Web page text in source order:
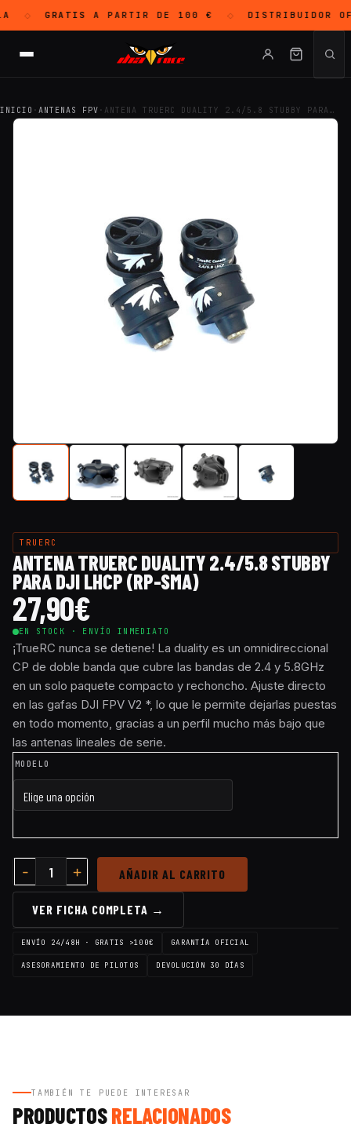
◇ GRATISA PARTIR DE 100 € ◇ DISTRIBUIDOR
INICIO · ANTENAS FPV · ANTENA TRUERC DUALITY 2.4/5.8 STUBBY PARA…
TRUERC
ANTENA TRUERC DUALITY 2.4/5.8 STUBBY
PARA DJI LHCP (RP-SMA)
27,90€
EN STOCK · ENVÍO INMEDIATO
¡TrueRC nunca se detiene! La duality es un omnidireccional
CP de doble banda que cubre las bandas de 2.4 y 5.8GHz
en un solo paquete compacto y rechoncho. Ajuste directo
en las gafas DJI FPV V2 *, lo que le permite dejarlas puestas
en todo momento, gracias a un perfil mucho más bajo que
las antenas lineales de serie.
MODELO
AÑADIR AL CARRITO
VER FICHA COMPLETA →
ENVÍO 24/48H · GRATIS >100€ GARANTÍA OFICIAL
ASESORAMIENTO DE PILOTOS DEVOLUCIÓN 30 DÍAS
TAMBIÉN TE PUEDE INTERESAR
PRODUCTOSRELACIONADOS